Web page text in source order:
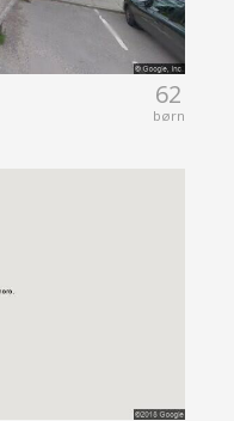
62
børn